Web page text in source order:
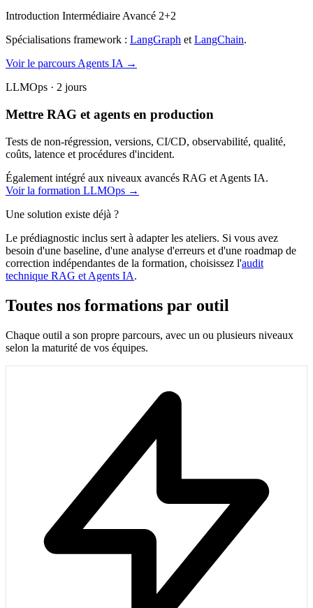
Introduction Intermédiaire Avancé 2+2
Spécialisations framework : LangGraph et LangChain.
Voir le parcours Agents IA →
LLMOps · 2 jours
Mettre RAG et agents en production
Tests de non-régression, versions, CI/CD, observabilité, qualité,
coûts, latence et procédures d'incident.
Également intégré aux niveaux avancés RAG et Agents IA.
Voir la formation LLMOps →
Une solution existe déjà ?
Le prédiagnostic inclus sert à adapter les ateliers. Si vous avez
besoin d'une baseline, d'une analyse d'erreurs et d'une roadmap de
correction indépendantes de la formation, choisissez l'audit
technique RAG et Agents IA.
Toutes nos formations par outil
Chaque outil a son propre parcours, avec un ou plusieurs niveaux
selon la maturité de vos équipes.